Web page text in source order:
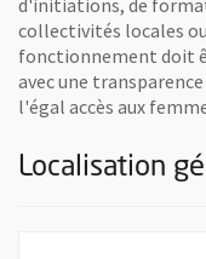
collectivités locales
fonctionnement doit
avec une
l'égal accès aux
Localisation